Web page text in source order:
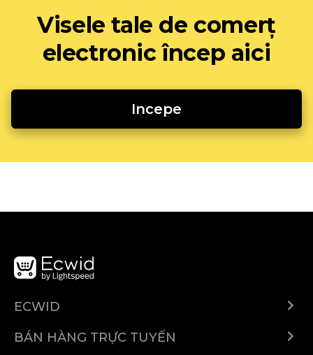
Visele tale de comerț
electronic încep aici
Incepe
ECWID
Trung tâm trợ giúp
BÁN HÀNG TRỰC TUYẾN